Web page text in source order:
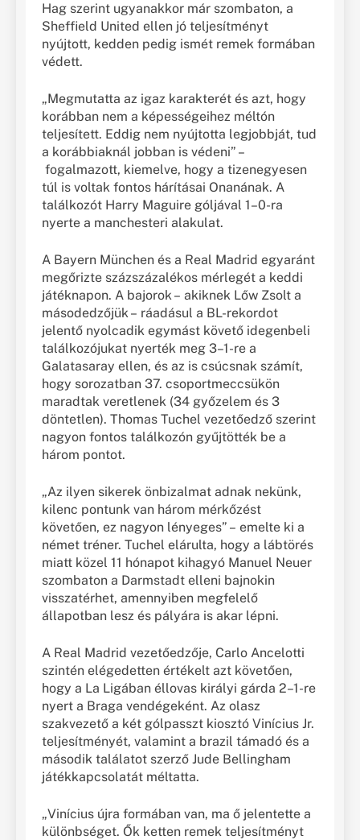
Hag szerint ugyanakkor már szombaton, a
Sheffield United ellen jó teljesítményt
nyújtott, kedden pedig ismét remek formában
védett.
„Megmutatta az igaz karakterét és azt, hogy
korábban nem a képességeihez méltón
teljesített. Eddig nem nyújtotta legjobbját, tud
a korábbiaknál jobban is védeni” –
fogalmazott, kiemelve, hogy a tizenegyesen
túl is voltak fontos hárításai Onanának. A
találkozót Harry Maguire góljával 1–0-ra
nyerte a manchesteri alakulat.
A Bayern München és a Real Madrid egyaránt
megőrizte százszázalékos mérlegét a keddi
játéknapon. A bajorok – akiknek Lőw Zsolt a
másodedzőjük – ráadásul a BL-rekordot
jelentő nyolcadik egymást követő idegenbeli
találkozójukat nyerték meg 3–1-re a
Galatasaray ellen, és az is csúcsnak számít,
hogy sorozatban 37. csoportmeccsükön
maradtak veretlenek (34 győzelem és 3
döntetlen). Thomas Tuchel vezetőedző szerint
nagyon fontos találkozón gyűjtötték be a
három pontot.
„Az ilyen sikerek önbizalmat adnak nekünk,
kilenc pontunk van három mérkőzést
követően, ez nagyon lényeges” – emelte ki a
német tréner. Tuchel elárulta, hogy a lábtörés
miatt közel 11 hónapot kihagyó Manuel Neuer
szombaton a Darmstadt elleni bajnokin
visszatérhet, amennyiben megfelelő
állapotban lesz és pályára is akar lépni.
A Real Madrid vezetőedzője, Carlo Ancelotti
szintén elégedetten értékelt azt követően,
hogy a La Ligában éllovas királyi gárda 2–1-re
nyert a Braga vendégeként. Az olasz
szakvezető a két gólpasszt kiosztó Vinícius Jr.
teljesítményét, valamint a brazil támadó és a
második találatot szerző Jude Bellingham
játékkapcsolatát méltatta.
„Vinícius újra formában van, ma ő jelentette a
különbséget. Ők ketten remek teljesítményt